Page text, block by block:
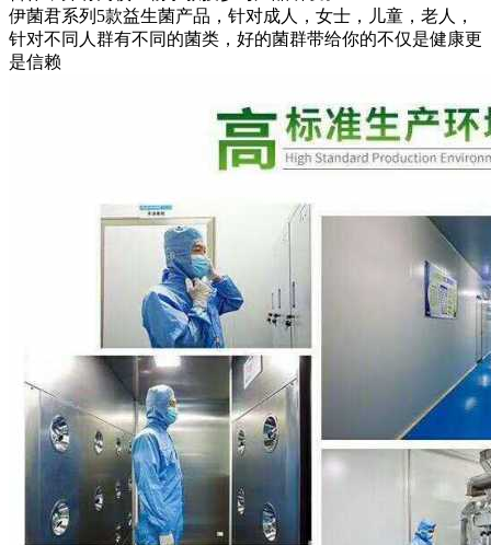
伊菌君系列5款益生菌产品，针对成人，女士，儿童，老人，
针对不同人群有不同的菌类，好的菌群带给你的不仅是健康更
是信赖